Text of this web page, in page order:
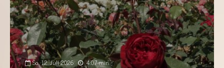
So., 12. Juli 2026 4:07 min